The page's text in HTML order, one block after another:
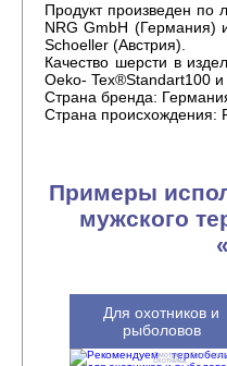
Продукт произведен
NRG GmbH (Германия)
Schoeller (Австрия).
Качество шерсти в
Oeko- Tex®Standart100 и
Страна бренда:
Страна происхождения:
Примеры
мужского
Для охотников и
рыболовов
Смотреть большое
охотника.